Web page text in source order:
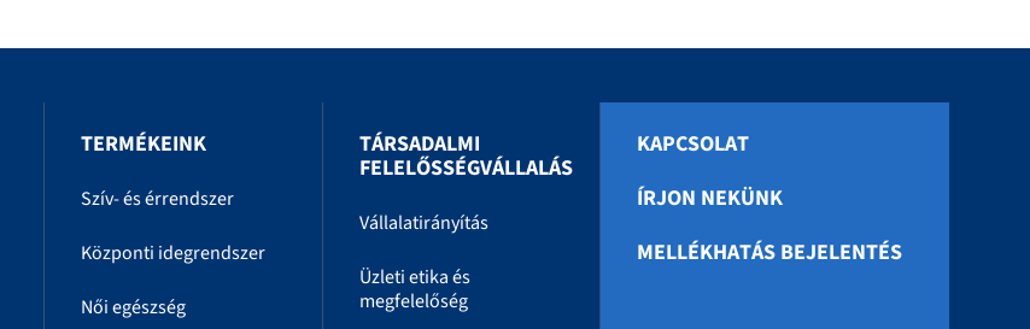
TERMÉKEINK
Szív- és érrendszer
Központi idegrendszer
Női egészség
TÁRSADALMI
FELELŐSSÉGVÁLLALÁS
Vállalatirányítás
Üzleti etika és
megfelelőség
KAPCSOLAT
ÍRJON NEKÜNK
MELLÉKHATÁS BEJELENTÉS